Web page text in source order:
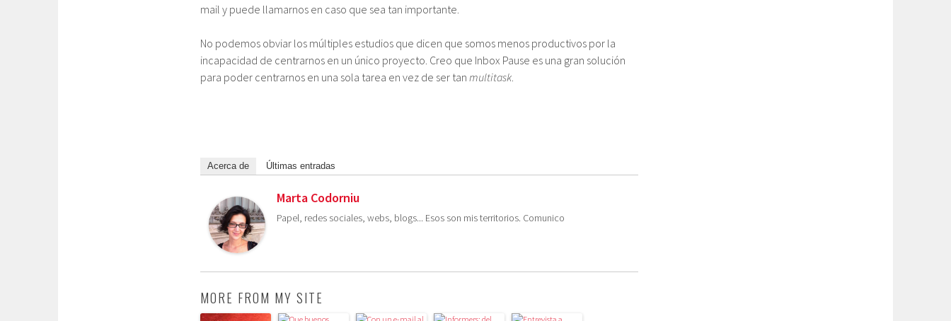
mail y puede llamarnos en caso que sea tan importante.
No podemos obviar los múltiples estudios que dicen que somos menos productivos por la
incapacidad de centrarnos en un único proyecto. Creo que Inbox Pause es una gran solución
para poder centrarnos en una sola tarea en vez de ser tan multitask.
Acerca de Últimas entradas
Marta Codorniu
Papel, redes sociales, webs, blogs... Esos son mis territorios. Comunico
MORE FROM MY SITE